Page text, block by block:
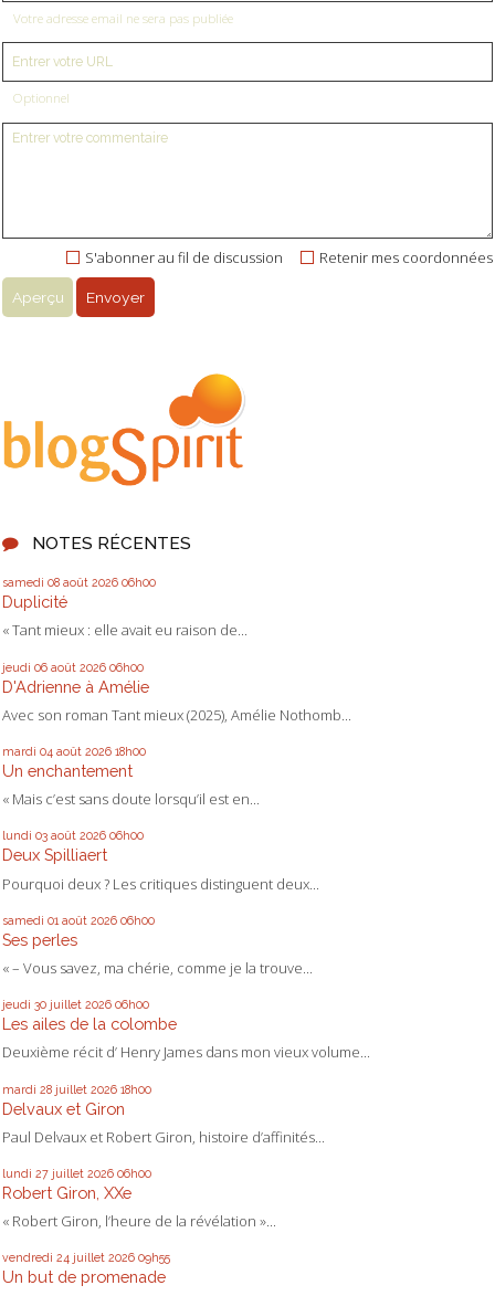
NOTES RÉCENTES
samedi 08 août 2026 06h00
Duplicité
« Tant mieux : elle avait eu raison de...
jeudi 06 août 2026 06h00
D'Adrienne à Amélie
Avec son roman Tant mieux (2025), Amélie Nothomb...
mardi 04 août 2026 18h00
Un enchantement
« Mais c’est sans doute lorsqu’il est en...
lundi 03 août 2026 06h00
Deux Spilliaert
Pourquoi deux ? Les critiques distinguent deux...
samedi 01 août 2026 06h00
Ses perles
« – Vous savez, ma chérie, comme je la trouve...
jeudi 30 juillet 2026 06h00
Les ailes de la colombe
Deuxième récit d’ Henry James dans mon vieux volume...
mardi 28 juillet 2026 18h00
Delvaux et Giron
Paul Delvaux et Robert Giron, histoire d’affinités...
lundi 27 juillet 2026 06h00
Robert Giron, XXe
« Robert Giron, l’heure de la révélation »...
vendredi 24 juillet 2026 09h55
Un but de promenade
Votre adresse email ne sera pas publiée
Optionnel
Retenir mes coordonnées
S'abonner au fil de discussion